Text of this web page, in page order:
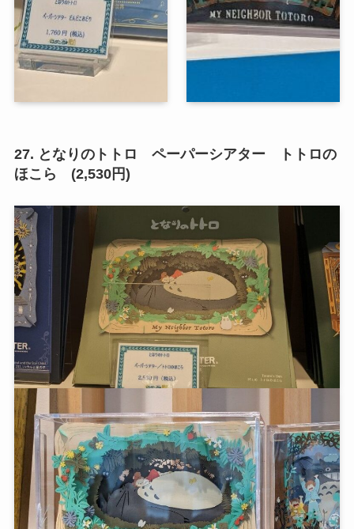
27. となりのトトロ ペーパーシアター トトロの
ほこら (2,530円)